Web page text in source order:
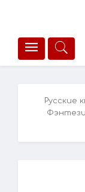
Русские
Фэнтези